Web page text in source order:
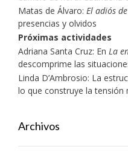
Matas de Álvaro: El adiós
presencias y olvidos
Próximas actividades
Adriana Santa Cruz: En La
descomprime las
Linda D’Ambrosio: La
lo que construye la tensión
Archivos